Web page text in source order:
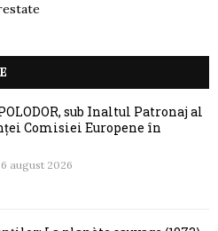
sub Înaltul Patronaj al
Comisiei Europene în
6 august 2026